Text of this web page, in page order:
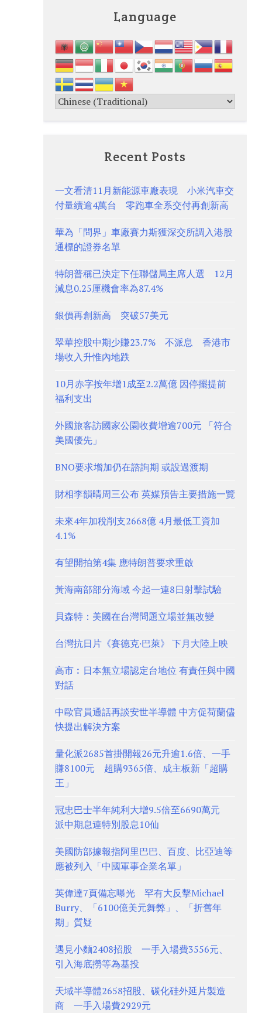
Language
Recent Posts
一文看清11月新能源車廠表現 小米汽車交
付量續逾4萬台 零跑車全系交付再創新高
華為「問界」車廠賽力斯獲深交所調入港股
通標的證券名單
特朗普稱已決定下任聯儲局主席人選 12月
減息0.25厘機會率為87.4%
銀價再創新高 突破57美元
翠華控股中期少賺23.7% 不派息 香港市
場收入升惟內地跌
10月赤字按年增1成至2.2萬億 因停擺提前
福利支出
外國旅客訪國家公園收費增逾700元 「符合
美國優先」
BNO要求增加仍在諮詢期 或設過渡期
財相李韻晴周三公布 英媒預告主要措施一覽
未來4年加稅削支2668億 4月最低工資加
4.1%
有望開拍第4集 應特朗普要求重啟
黃海南部部分海域 今起一連8日射擊試驗
貝森特：美國在台灣問題立場並無改變
台灣抗日片《賽德克·巴萊》 下月大陸上映
高市︰日本無立場認定台地位 有責任與中國
對話
中歐官員通話再談安世半導體 中方促荷蘭儘
快提出解決方案
量化派2685首掛開報26元升逾1.6倍、一手
賺8100元 超購9365倍、成主板新「超購
王」
冠忠巴士半年純利大增9.5倍至6690萬元
派中期息連特別股息10仙
美國防部據報指阿里巴巴、百度、比亞迪等
應被列入「中國軍事企業名單」
英偉達7頁備忘曝光 罕有大反擊Michael
Burry、「6100億美元舞弊」、「折舊年
期」質疑
遇見小麵2408招股 一手入場費3556元、
引入海底撈等為基投
天域半導體2658招股、碳化硅外延片製造
商 一手入場費2929元